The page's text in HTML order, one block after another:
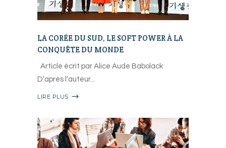
LA CORÉE DU SUD, LE SOFT POWER À LA
CONQUÊTE DU MONDE
Article écrit par Alice Aude Babolack
D’après l’auteur
LIRE PLUS